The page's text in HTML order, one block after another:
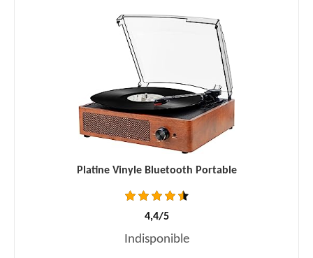
Platine Vinyle Bluetooth Portable
4,4/5
Indisponible